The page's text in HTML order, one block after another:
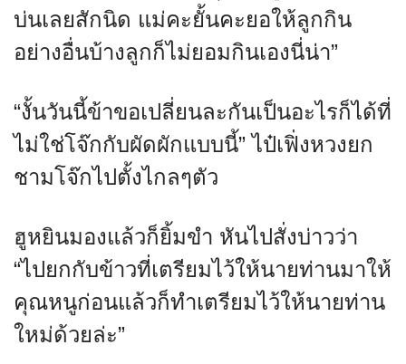
บ่นเลยสักนิด แม่คะยั้นคะยอให้ลูกกิน
อย่างอื่นบ้างลูกก็ไม่ยอมกินเองนี่น่า”
“งั้นวันนี้ข้าขอเปลี่ยนละกันเป็นอะไรก็ได้ที่
ไม่ใช่โจ๊กกับผัดผักแบบนี้” ไป๋เฟิ่งหวงยก
ชามโจ๊กไปตั้งไกลๆตัว
ฮูหยินมองแล้วก็ยิ้มขำ หันไปสั่งบ่าวว่า
“ไปยกกับข้าวที่เตรียมไว้ให้นายท่านมาให้
คุณหนูก่อนแล้วก็ทำเตรียมไว้ให้นายท่าน
ใหม่ด้วยล่ะ”